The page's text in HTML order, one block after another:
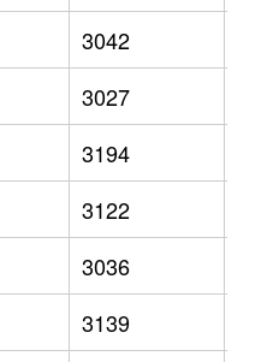
3042
3027
3194
3122
3036
3139